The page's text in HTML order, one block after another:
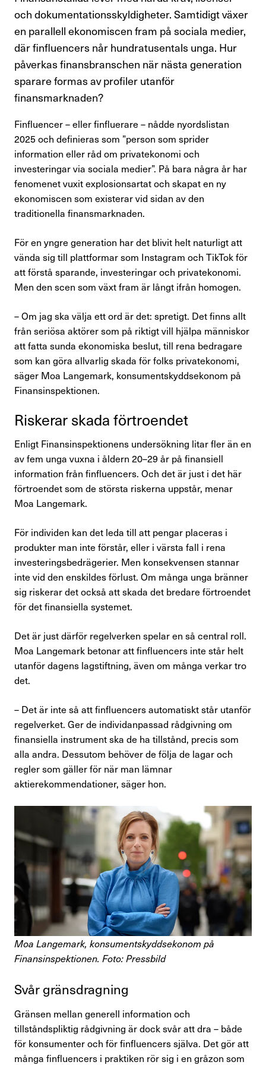
Perspektiv
Nyheter
Finansförbundets åsikter
Rapporter
Remissvar
Demokratifrågor
Nationella samarbeten
Internationellt arbete
Förtroendevald
Kontakta oss
In English
och dokumentationsskyldigheter. Samtidigt växer
en parallell ekonomiscen fram på sociala medier,
där finfluencers når hundratusentals unga. Hur
påverkas finansbranschen när nästa generation
sparare formas av profiler utanför
finansmarknaden?
Finfluencer – eller finflu­erare – nådde nyordslistan
2025 och definieras som ”person som sprider
information eller råd om privatekonomi och
investeringar via sociala medier”. På bara några år har
fenomenet vuxit explosionsartat och skapat en ny
ekonomiscen som existerar vid sidan av den
traditionella finansmarknaden.
För en yngre generation har det blivit helt naturligt att
vända sig till plattformar som Instagram och TikTok för
att förstå sparande, investeringar och privatekonomi.
Men den scen som växt fram är långt ifrån homogen.
– Om jag ska välja ett ord är det: spretigt. Det finns allt
från seriösa aktörer som på riktigt vill hjälpa människor
att fatta sunda ekonomiska beslut, till rena bedragare
som kan göra allvarlig skada för folks privatekonomi,
säger Moa Langemark, konsumentskyddsekonom på
Finansinspektionen.
Riskerar skada förtro­endet
Enligt Finansinspektionens undersökning litar fler än en
av fem unga vuxna i åldern 20–29 år på finansiell
information från finfluencers. Och det är just i det här
förtroendet som de största riskerna uppstår, menar
Moa Langemark.
För individen kan det leda till att pengar placeras i
produkter man inte förstår, eller i värsta fall i rena
investeringsbedrägerier. Men konsekvensen stannar
inte vid den enskildes förlust. Om många unga bränner
sig riskerar det också att skada det bredare förtroendet
för det finansiella systemet.
Det är just därför regelverken spelar en så central roll.
Moa Langemark betonar att finfluencers inte står helt
utanför dagens lagstiftning, även om många verkar tro
det.
– Det är inte så att finfluencers automatiskt står utanför
regelverket. Ger de individanpassad rådgivning om
finansiella instrument ska de ha tillstånd, precis som
alla andra. Dessutom behöver de följa de lagar och
regler som gäller för när man lämnar
aktierekommendationer, säger hon.
Moa Langemark, konsumentskyddsekonom på
Finansinspektionen. Foto: Pressbild
Svår gräns­drag­ning
Gränsen mellan generell information och
tillståndspliktig rådgivning är dock svår att dra – både
för konsumenter och för finfluencers själva. Det gör att
många finfluencers i praktiken rör sig i en gråzon som